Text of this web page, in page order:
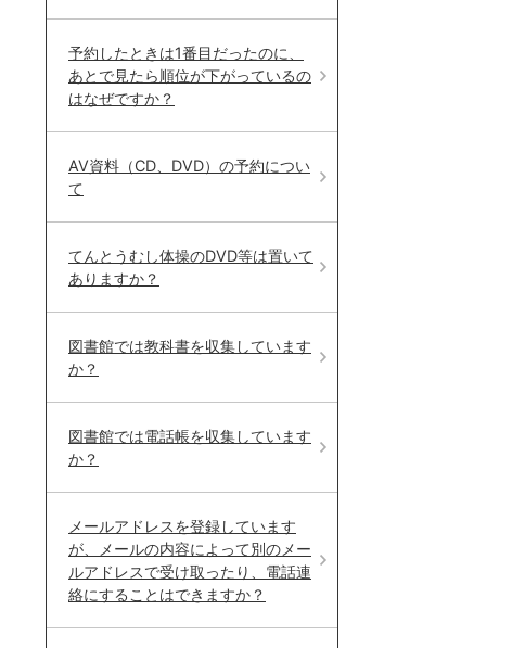
予約したときは1番目だったのに、
あとで見たら順位が下がっているの
はなぜですか？
AV資料（CD、DVD）の予約につい
て
てんとうむし体操のDVD等は置いて
ありますか？
図書館では教科書を収集しています
か？
図書館では電話帳を収集しています
か？
メールアドレスを登録しています
が、メールの内容によって別のメー
ルアドレスで受け取ったり、電話連
絡にすることはできますか？